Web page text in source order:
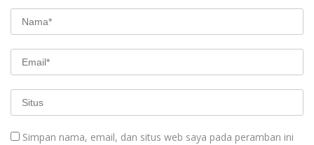
Simpan nama, email, dan situs web saya pada peramban ini